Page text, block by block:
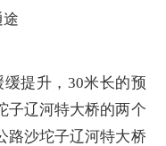
提升，30米长的预
子辽河特大桥的两个
沙坨子辽河特大桥